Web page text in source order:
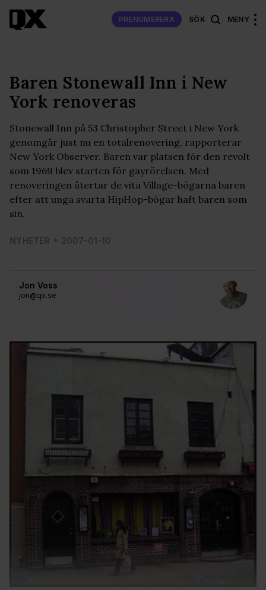
PRENUMERERA SÖK MENY
Jon Voss
jon@qx.se
Baren Stonewall Inn i New
York renoveras
Stonewall Inn på 53 Christopher Street i New York
genomgår just nu en totalrenovering, rapporterar
New York Observer. Baren var platsen för den revolt
som 1969 blev starten för gayrörelsen. Med
renoveringen återtar de vita Village-bögarna baren
efter att unga svarta HipHop-bögar haft baren som
sin.
NYHETER 2007-01-10